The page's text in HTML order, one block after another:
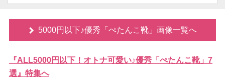
5000円以下♪優秀「ぺたんこ靴」画像一覧へ
『ALL5000円以下！オトナ可愛い♪優秀「ぺたんこ靴」7
選』特集へ